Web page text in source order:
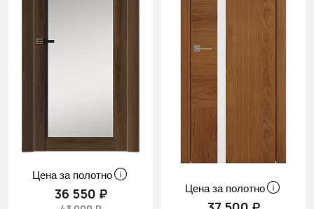
Цена за полотно
36 550 ₽ Цена за полотно